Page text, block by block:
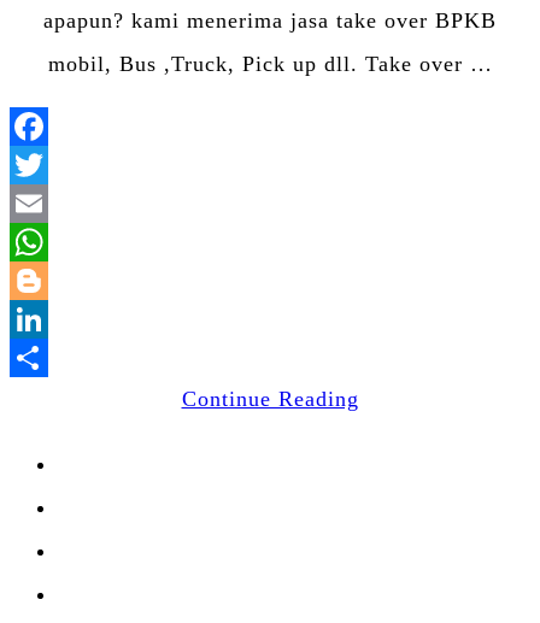
apapun? kami menerima jasa take over BPKB
mobil, Bus ,Truck, Pick up dll. Take over …
Share
Continue Reading